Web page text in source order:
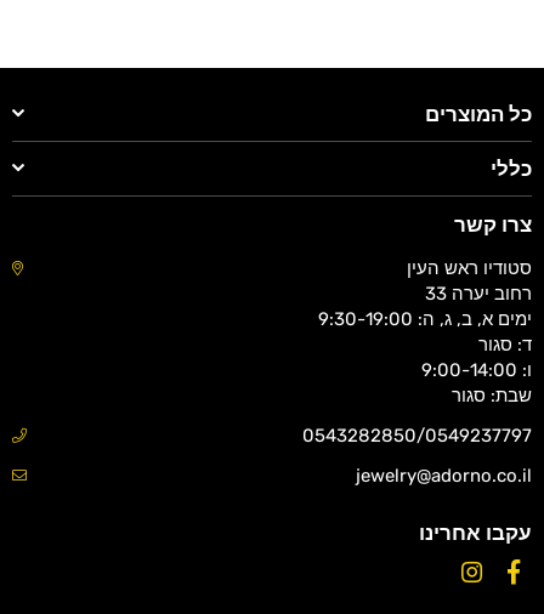
כל המוצרים
כללי
צרו קשר
סטודיו ראש העין
רחוב יערה 33
ימים א, ב, ג, ה: 9:30-19:00
ד: סגור
ו: 9:00-14:00
שבת: סגור
0543282850/0549237797
jewelry@adorno.co.il
עקבו אחרינו
Facebook
Instagram